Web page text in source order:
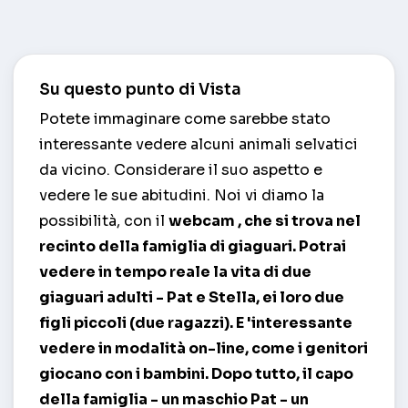
Su questo punto di Vista
Potete immaginare come sarebbe stato
interessante vedere alcuni animali selvatici
da vicino. Considerare il suo aspetto e
vedere le sue abitudini. Noi vi diamo la
possibilità, con il webcam, che si trova nel
recinto della famiglia di giaguari. Potrai
vedere in tempo reale la vita di due
giaguari adulti - Pat e Stella, ei loro due
figli piccoli (due ragazzi). E 'interessante
vedere in modalità on-line, come i genitori
giocano con i bambini. Dopo tutto, il capo
della famiglia - un maschio Pat - un